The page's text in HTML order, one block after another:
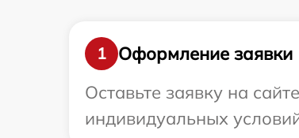
1
Оформление заявки
Оставьте заявку на
индивидуальных